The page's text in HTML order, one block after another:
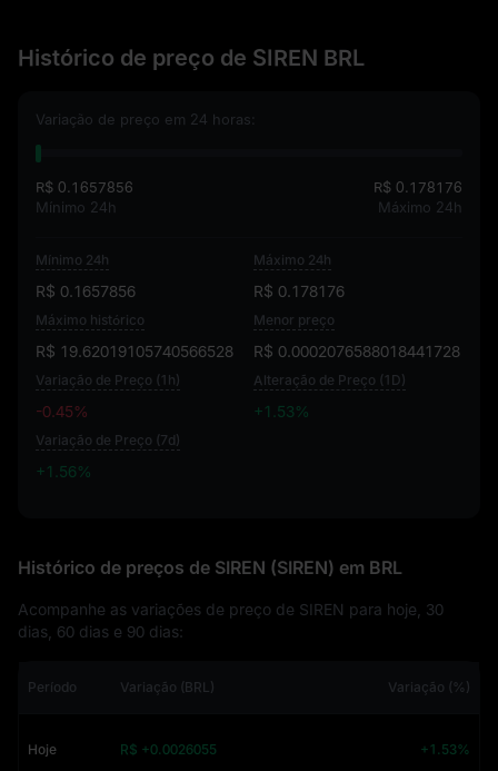
Histórico de preço de SIREN BRL
Variação de preço em 24 horas:
R$ 0.1657856
Mínimo 24h
R$ 0.178176
Máximo 24h
Mínimo 24h
R$ 0.1657856
Máximo 24h
R$ 0.178176
Máximo histórico
R$ 19.62019105740566528
Menor preço
R$ 0.0002076588018441728
Variação de Preço (1h)
-0.45%
Alteração de Preço (1D)
+1.53%
Variação de Preço (7d)
+1.56%
Histórico de preços de SIREN (SIREN) em BRL
Acompanhe as variações de preço de SIREN para hoje, 30
dias, 60 dias e 90 dias:
Período Variação (BRL) Variação (%)
Hoje R$ +0.0026055 +1.53%